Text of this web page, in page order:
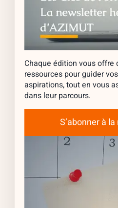
Chaque édition vous offre
ressources pour guider
aspirations, tout en vous
dans leur parcours.
S’abonner à